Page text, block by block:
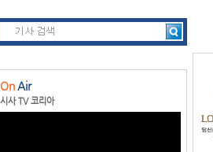
On Air
시사 TV 코리아